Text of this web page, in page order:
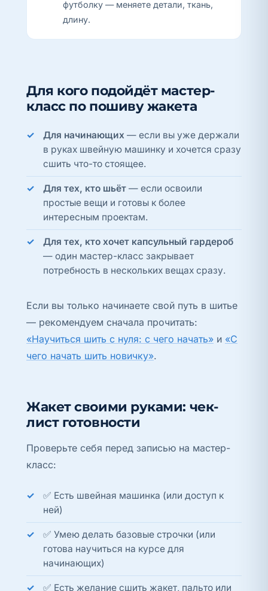
футболку — меняете детали, ткань,
длину.
Для кого подойдёт мастер-
класс по пошиву жакета
Для начинающих — если вы уже держали
в руках швейную машинку и хочется сразу
сшить что-то стоящее.
Для тех, кто шьёт — если освоили
простые вещи и готовы к более
интересным проектам.
Для тех, кто хочет капсульный гардероб
— один мастер-класс закрывает
потребность в нескольких вещах сразу.
Если вы только начинаете свой путь в шитье
— рекомендуем сначала прочитать:
«Научиться шить с нуля: с чего начать» и «С
чего начать шить новичку».
Жакет своими руками: чек-
лист готовности
Проверьте себя перед записью на мастер-
класс:
✅ Есть швейная машинка (или доступ к
ней)
✅ Умею делать базовые строчки (или
готова научиться на курсе для
начинающих)
✅ Есть желание сшить жакет, пальто или